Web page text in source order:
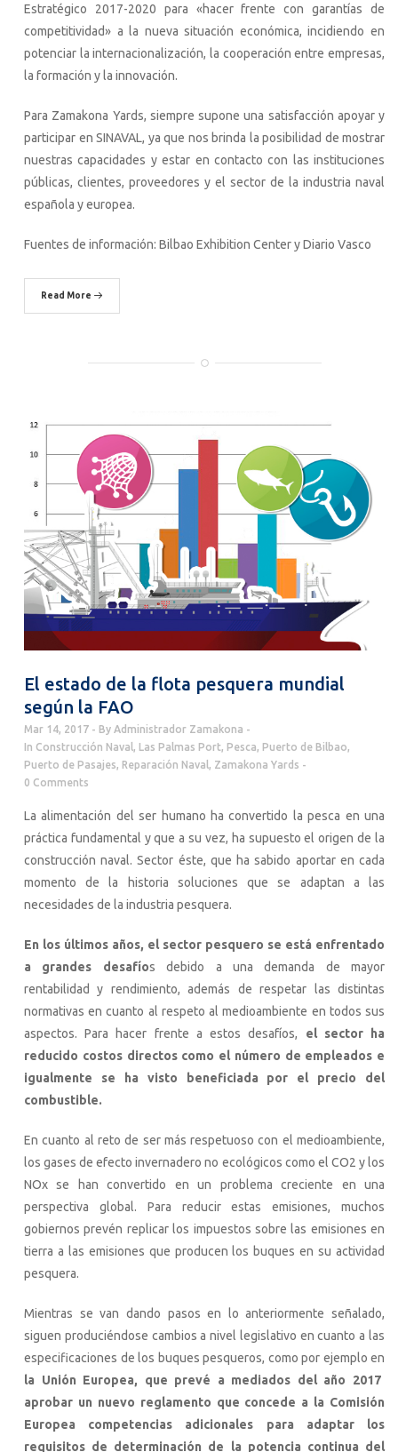
Estratégico 2017-2020 para «hacer frente con garantías de
competitividad» a la nueva situación económica, incidiendo en
potenciar la internacionalización, la cooperación entre empresas,
la formación y la innovación.
Para Zamakona Yards, siempre supone una satisfacción apoyar y
participar en SINAVAL, ya que nos brinda la posibilidad de mostrar
nuestras capacidades y estar en contacto con las instituciones
públicas, clientes, proveedores y el sector de la industria naval
española y europea.
Fuentes de información: Bilbao Exhibition Center y Diario Vasco
Read More
El estado de la flota pesquera mundial
según la FAO
Mar 14, 2017 By Administrador Zamakona
In Construcción Naval, Las Palmas Port, Pesca, Puerto de Bilbao,
Puerto de Pasajes, Reparación Naval, Zamakona Yards
0 Comments
La alimentación del ser humano ha convertido la pesca en una
práctica fundamental y que a su vez, ha supuesto el origen de la
construcción naval. Sector éste, que ha sabido aportar en cada
momento de la historia soluciones que se adaptan a las
necesidades de la industria pesquera.
En los últimos años, el sector pesquero se está enfrentado
a grandes desafíos debido a una demanda de mayor
rentabilidad y rendimiento, además de respetar las distintas
normativas en cuanto al respeto al medioambiente en todos sus
aspectos. Para hacer frente a estos desafíos, el sector ha
reducido costos directos como el número de empleados e
igualmente se ha visto beneficiada por el precio del
combustible.
En cuanto al reto de ser más respetuoso con el medioambiente,
los gases de efecto invernadero no ecológicos como el CO2 y los
NOx se han convertido en un problema creciente en una
perspectiva global. Para reducir estas emisiones, muchos
gobiernos prevén replicar los impuestos sobre las emisiones en
tierra a las emisiones que producen los buques en su actividad
pesquera.
Mientras se van dando pasos en lo anteriormente señalado,
siguen produciéndose cambios a nivel legislativo en cuanto a las
especificaciones de los buques pesqueros, como por ejemplo en
la Unión Europea, que prevé a mediados del año 2017
aprobar un nuevo reglamento que concede a la Comisión
Europea competencias adicionales para adaptar los
requisitos de determinación de la potencia continua del